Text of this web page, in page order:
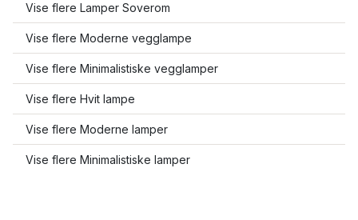
Vise flere Lamper Soverom
Vise flere Moderne vegglampe
Vise flere Minimalistiske vegglamper
Vise flere Hvit lampe
Vise flere Moderne lamper
Vise flere Minimalistiske lamper